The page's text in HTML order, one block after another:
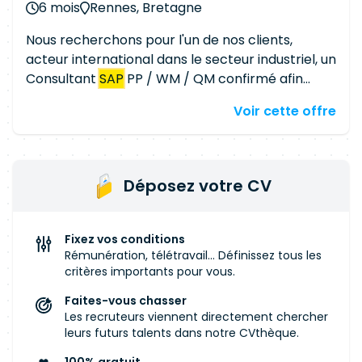
modalités de traitement de la maintenance
curative et évolutive des systèmes. La dimension
du pôle peut également vous amener à conduire
des améliorations sur d'autres domaines.
6 mois Rennes, Bretagne
Nous recherchons pour l'un de nos clients,
acteur international dans le secteur industriel, un
Consultant SAP PP / WM / QM confirmé afin
l'optimisation de ses processus industriels et
avec des enjeux autour de la modernisation de
l'écosystème
SAP, de l'amélioration continue des
accompagnement de trajectoires autour de
S/4HANA. Le consultant interviendra en lien
étroit avec les équipes métiers, IT, production,
supply chain, qualité et logistique. Missions
principales Vous interviendrez sur les activités
suivantes : Recueillir et analyser les besoins
Voir cette offre
Déposez votre CV
Fixez vos conditions
Rémunération, télétravail... Définissez tous les
critères importants pour vous.
Faites-vous chasser
Les recruteurs viennent directement chercher
leurs futurs talents dans notre CVthèque.